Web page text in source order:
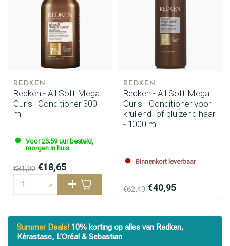
REDKEN
Redken - All Soft Mega
Curls | Conditioner 300
ml
Voor 23.59 uur besteld,
morgen in huis
€31,00 €18,65
REDKEN
Redken - All Soft Mega
Curls - Conditioner voor
krullend- of pluizend haar
- 1000 ml
Binnenkort leverbaar
€62,40 €40,95
Summer Deals! 10% korting op alles van Redken,
Kérastase, L’Oréal & Sebastian